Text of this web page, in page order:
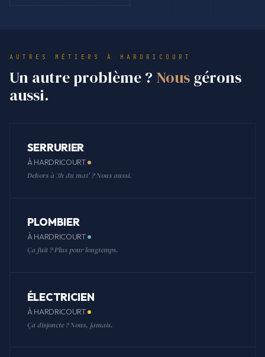
AUTRES MÉTIERS À HARDRICOURT
Un autre problème ? Nous gérons
aussi.
SERRURIER
À HARDRICOURT
Dehors à 3h du mat' ? Nous aussi.
PLOMBIER
À HARDRICOURT
Ça fuit ? Plus pour longtemps.
ÉLECTRICIEN
À HARDRICOURT
Ça disjoncte ? Nous, jamais.